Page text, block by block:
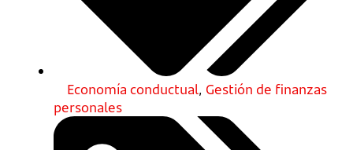
Economía conductual, Gestión de finanzas
personales